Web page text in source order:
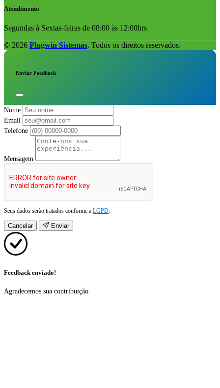
Atendimento
Segundas à Sextas-feiras de 08:00 às 12:00hrs
© 2026 Plugwin Sistemas. Todos os direitos reservados.
Enviar Feedback
Nome
Email
Telefone
Mensagem
Seus dados serão tratados conforme a LGPD
Cancelar Enviar
Feedback enviado!
Agradecemos sua contribuição.